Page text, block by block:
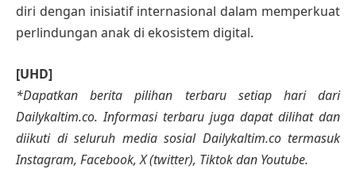
diri dengan inisiatif internasional dalam memperkuat
perlindungan anak di ekosistem digital.
[UHD]
*Dapatkan berita pilihan terbaru setiap hari dari
Dailykaltim.co. Informasi terbaru juga dapat dilihat dan
diikuti di seluruh media sosial Dailykaltim.co termasuk
Instagram, Facebook, X (twitter), Tiktok dan Youtube.